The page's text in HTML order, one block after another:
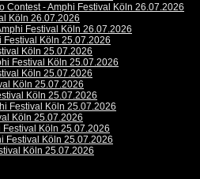
Contest - Amphi Festival Köln 26.07.2026
Köln 26.07.2026
Festival Köln 26.07.2026
Festival Köln 25.07.2026
Köln 25.07.2026
Festival Köln 25.07.2026
Köln 25.07.2026
Köln 25.07.2026
Köln 25.07.2026
Festival Köln 25.07.2026
Köln 25.07.2026
Festival Köln 25.07.2026
Festival Köln 25.07.2026
Köln 25.07.2026